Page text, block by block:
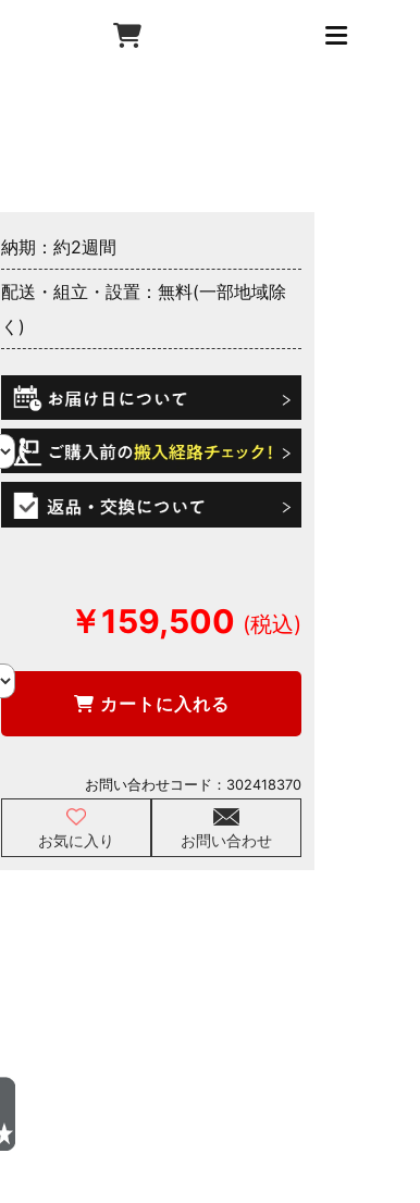
納期：約2週間
配送・組立・設置：無料(一部地域除
く)
￥159,500
カートに入れる
お気に入り お問い合わせ
お問い合わせコード： 302418370